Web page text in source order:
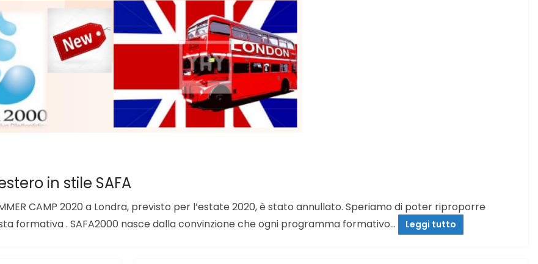
in stile SAFA
CAMP 2020 a Londra, previsto per l’estate 2020, è stato annullato. Speriamo di poter riproporre
formativa . SAFA2000 nasce dalla convinzione che ogni programma formativo…
Leggi tutto